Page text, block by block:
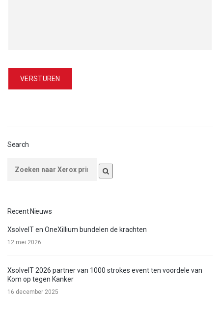
Search
Recent Nieuws
XsolveIT en OneXillium bundelen de krachten
12 mei 2026
XsolveIT 2026 partner van 1000 strokes event ten voordele van
Kom op tegen Kanker
16 december 2025